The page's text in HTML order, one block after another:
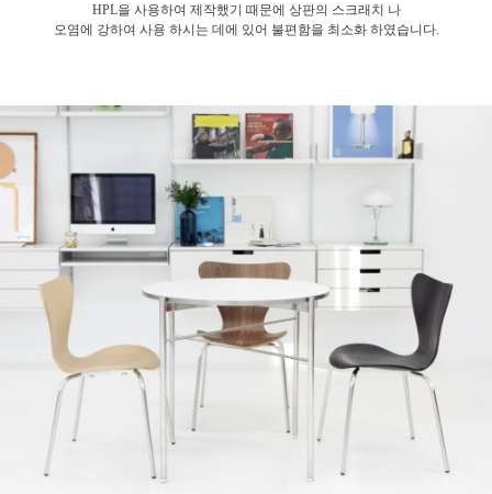
HPL을 사용하여 제작했기 때문에 상판의 스크래치 나
오염에 강하여 사용 하시는 데에 있어 불편함을 최소화 하였습니다.